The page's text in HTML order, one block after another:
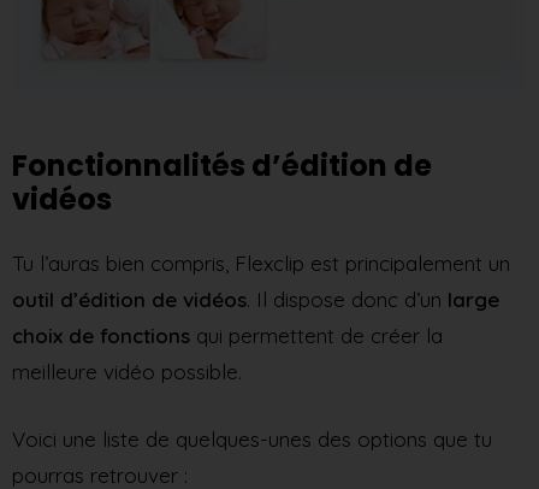
Fonctionnalités d’édition de
vidéos
Tu l’auras bien compris, Flexclip est principalement un
outil d’édition de vidéos. Il dispose donc d’un large
choix de fonctions qui permettent de créer la
meilleure vidéo possible.
Voici une liste de quelques-unes des options que tu
pourras retrouver :